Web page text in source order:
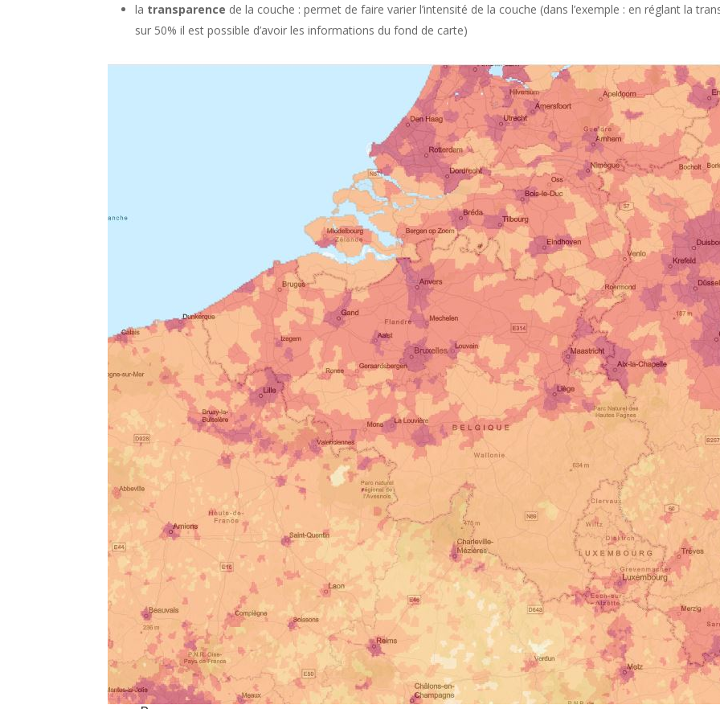
la transparence de la couche : permet de faire varier l’intensité de la couche (dans l’exemple : en réglant la
sur 50% il est possible d’avoir les informations du fond de carte)